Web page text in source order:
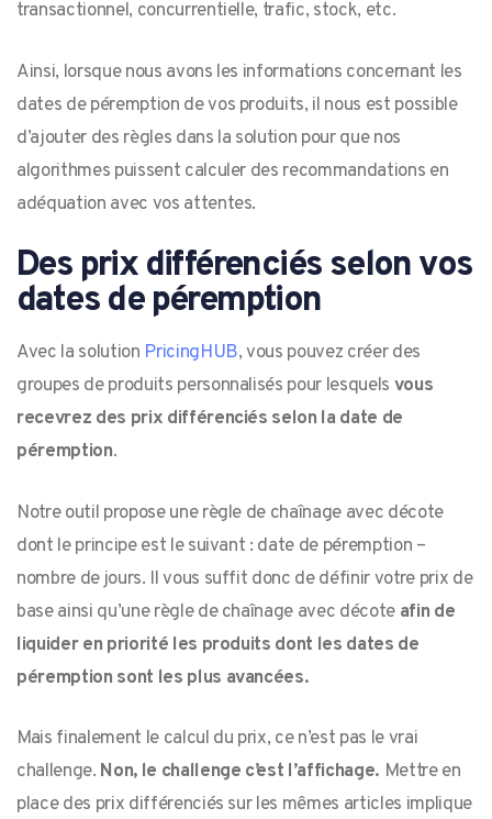
transactionnel, concurrentielle, trafic, stock, etc.
Ainsi, lorsque nous avons les informations concernant les
dates de péremption de vos produits, il nous est possible
d’ajouter des règles dans la solution pour que nos
algorithmes puissent calculer des recommandations en
adéquation avec vos attentes.
Des prix différenciés selon vos
dates de péremption
Avec la solution PricingHUB, vous pouvez créer des
groupes de produits personnalisés pour lesquels vous
recevrez des prix différenciés selon la date de
péremption.
Notre outil propose une règle de chaînage avec décote
dont le principe est le suivant : date de péremption –
nombre de jours. Il vous suffit donc de définir votre prix de
base ainsi qu’une règle de chaînage avec décote afin de
liquider en priorité les produits dont les dates de
péremption sont les plus avancées.
Mais finalement le calcul du prix, ce n’est pas le vrai
challenge. Non, le challenge c’est l’affichage. Mettre en
place des prix différenciés sur les mêmes articles implique